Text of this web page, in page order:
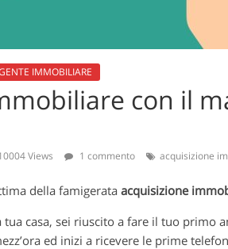
IMMOBILIARE
con il
Views 1 commento acquisizione
della famigerata acquisizione
tua casa, sei riuscito a fare il tuo primo
ed inizi a ricevere le prime